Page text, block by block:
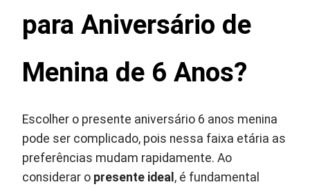
para Aniversário de
Menina de 6 Anos?
Escolher o presente aniversário 6 anos menina
pode ser complicado, pois nessa faixa etária as
preferências mudam rapidamente. Ao
considerar o presente ideal , é fundamental